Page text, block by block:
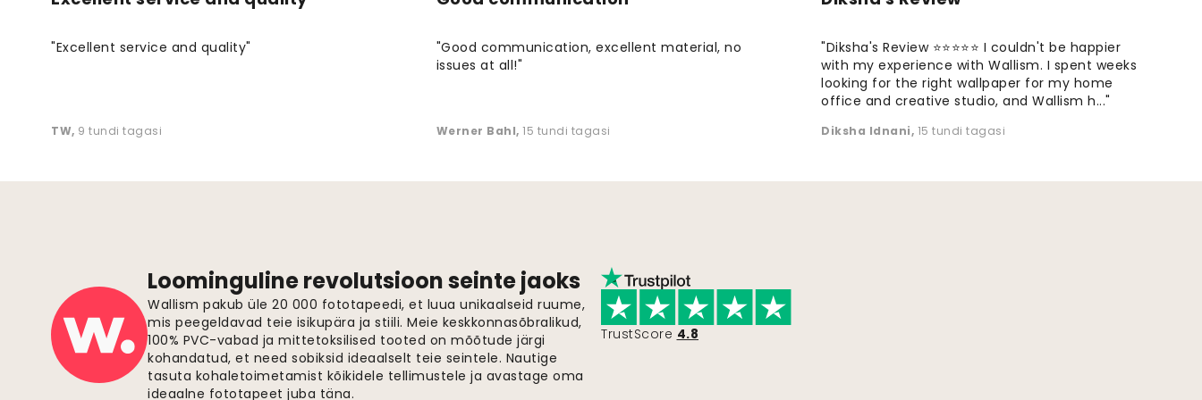
"Excellent service and quality"
TW, 9 tundi tagasi
"Good communication, excellent material, no
issues at all!"
Werner Bahl, 15 tundi tagasi
"Diksha's Review ⭐⭐⭐⭐⭐ I couldn't be happier
with my experience with Wallism. I spent weeks
looking for the right wallpaper for my home
office and creative studio, and Wallism h..."
Diksha Idnani, 15 tundi tagasi
Loominguline revolutsioon seinte jaoks
Wallism pakub üle 20 000 fototapeedi, et luua unikaalseid ruume,
mis peegeldavad teie isikupära ja stiili. Meie keskkonnasõbralikud,
100% PVC-vabad ja mittetoksilised tooted on mõõtude järgi
kohandatud, et need sobiksid ideaalselt teie seintele. Nautige
tasuta kohaletoimetamist kõikidele tellimustele ja avastage oma
ideaalne fototapeet juba täna.
TrustScore 4.8